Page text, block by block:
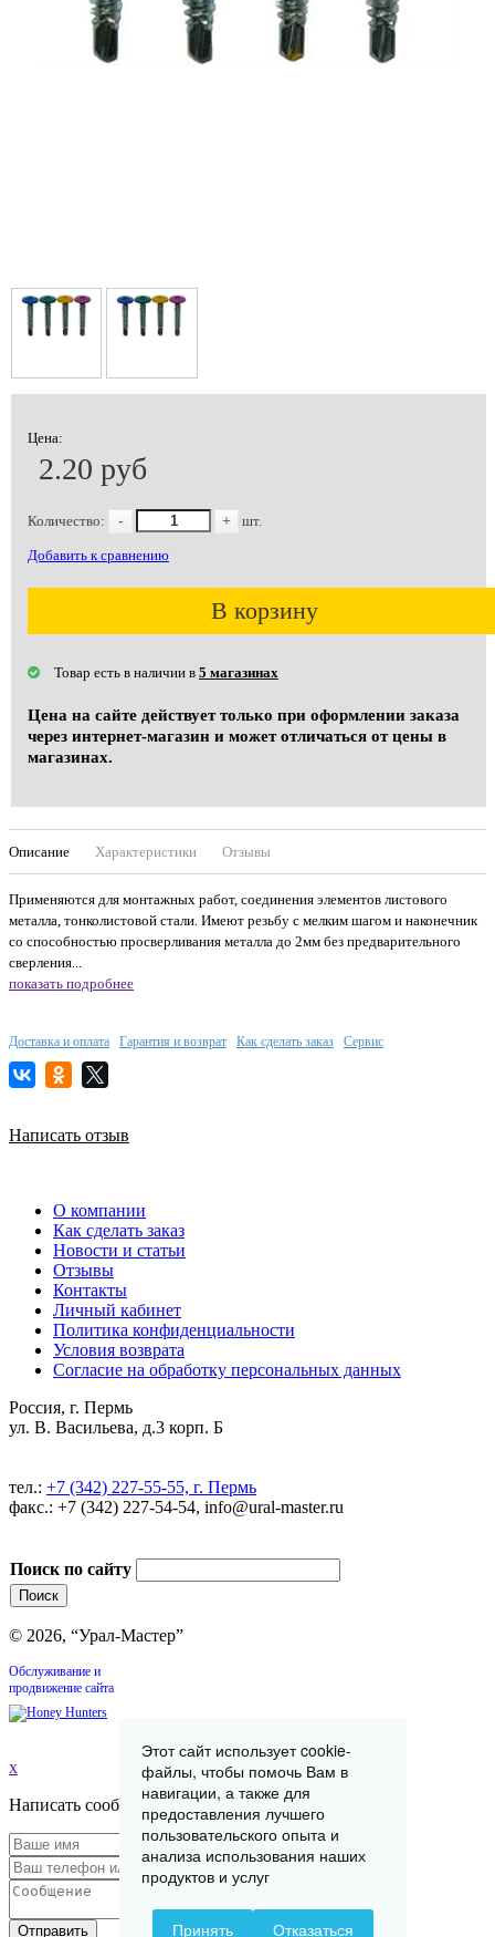
Цена:
2.20 руб
Количество: - + шт.
Добавить к сравнению
В корзину
Товар есть в наличии в 5 магазинах
Цена на сайте действует только при оформлении заказа
через интернет-магазин и может отличаться от цены в
магазинах.
Описание Характеристики Отзывы
Применяются для монтажных работ, соединения элементов листового
металла, тонколистовой стали. Имеют резьбу с мелким шагом и наконечник
со способностью просверливания металла до 2мм без предварительного
сверления...
показать подробнее
Доставка и оплата Гарантия и возврат Как сделать заказ Сервис
Написать отзыв
О компании
Как сделать заказ
Новости и статьи
Отзывы
Контакты
Личный кабинет
Политика конфиденциальности
Условия возврата
Согласие на обработку персональных данных
Россия, г. Пермь
ул. В. Васильева, д.3 корп. Б
тел.: +7 (342) 227-55-55, г. Пермь
факс.: +7 (342) 227-54-54, info@ural-master.ru
Поиск по сайту
© 2026, “Урал-Мастер”
Обслуживание и
продвижение сайта
x
Написать сообщение
Отправить
Этот сайт использует cookie-
файлы, чтобы помочь Вам в
навигации, а также для
предоставления лучшего
пользовательского опыта и
анализа использования наших
продуктов и услуг
Принять Отказаться